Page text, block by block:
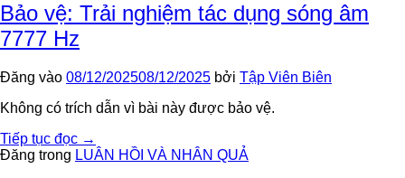
Bảo vệ: Trải nghiệm tác dụng sóng âm
7777 Hz
Đăng vào 08/12/202508/12/2025 bởi Tập Viên Biên
Không có trích dẫn vì bài này được bảo vệ.
Tiếp tục đọc →
Đăng trong LUÂN HỒI VÀ NHÂN QUẢ